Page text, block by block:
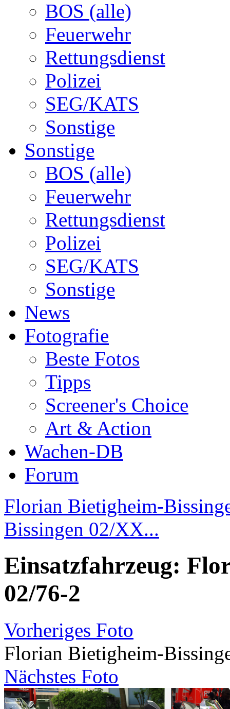
BOS (alle)
Feuerwehr
Rettungsdienst
Polizei
SEG/KATS
Sonstige
Sonstige
BOS (alle)
Feuerwehr
Rettungsdienst
Polizei
SEG/KATS
Sonstige
News
Fotografie
Beste Fotos
Tipps
Screener's Choice
Art & Action
Wachen-DB
Forum
Florian Bietigheim-
Bissingen 02/XX...
Einsatzfahrzeug:
02/76-2
Vorheriges Foto
Florian Bietigheim-
Nächstes Foto